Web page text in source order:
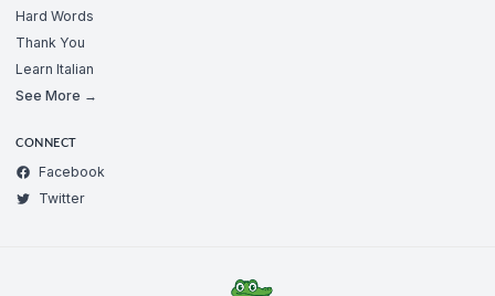
Hard Words
Thank You
Learn Italian
See More →
CONNECT
Facebook
Twitter